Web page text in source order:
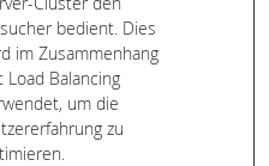
Cluster den
bedient. Dies
im Zusammenhang
Load Balancing
um die
zu